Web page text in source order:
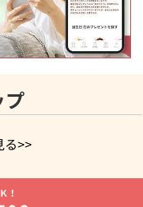
プ
る>>
誕生日フラワーギフト特集
業祝い
！